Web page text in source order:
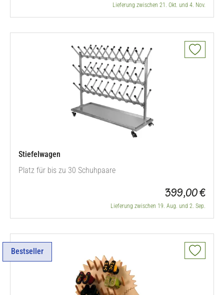
Lieferung zwischen 21. Okt. und 4. Nov.
Stiefelwagen
Platz für bis zu 30 Schuhpaare
399,00 €
Lieferung zwischen 19. Aug. und 2. Sep.
Bestseller